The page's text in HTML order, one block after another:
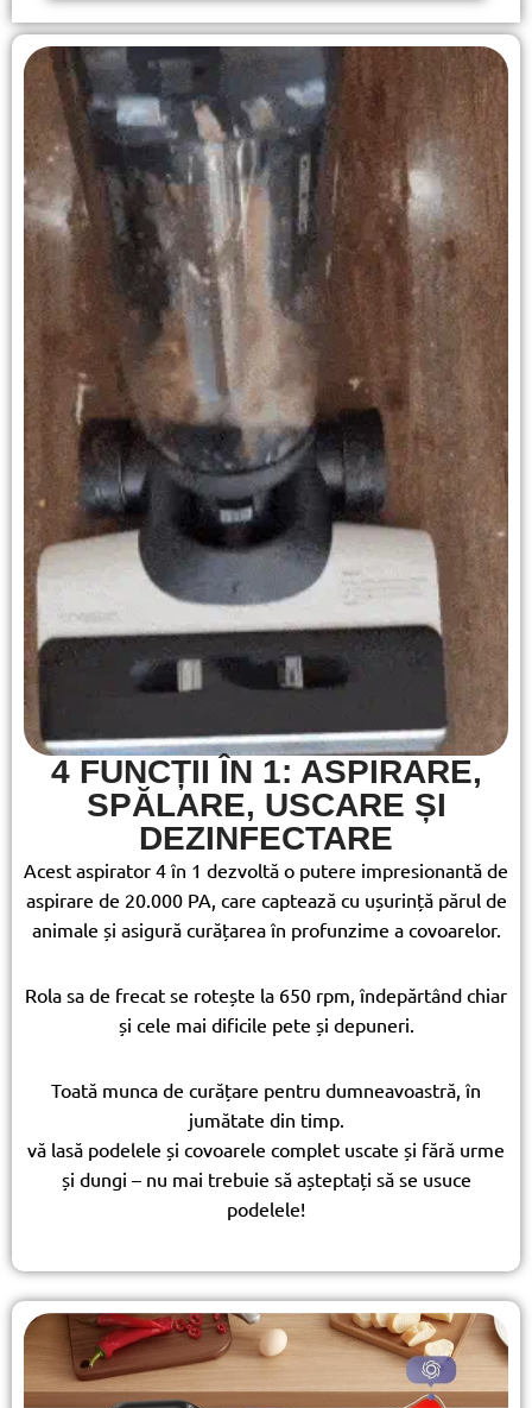
4 FUNCȚII ÎN 1: ASPIRARE,
SPĂLARE, USCARE ȘI
DEZINFECTARE
Acest aspirator 4 în 1 dezvoltă o putere impresionantă de
aspirare de 20.000 PA, care captează cu ușurință părul de
animale și asigură curățarea în profunzime a covoarelor.
Rola sa de frecat se rotește la 650 rpm, îndepărtând chiar
și cele mai dificile pete și depuneri.
Toată munca de curățare pentru dumneavoastră, în
jumătate din timp.
vă lasă podelele și covoarele complet uscate și fără urme
și dungi – nu mai trebuie să așteptați să se usuce
podelele!